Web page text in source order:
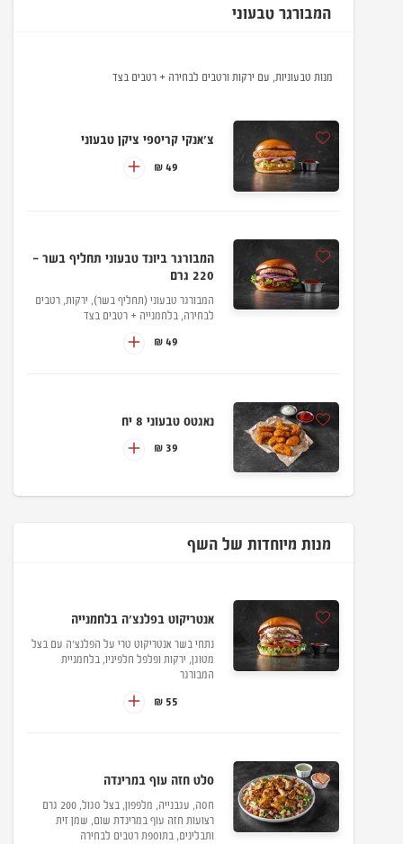
המבורגר טבעוני
מנות טבעוניות, עם ירקות ורטבים לבחירה + רטבים בצד
צ׳אנקי קריספי ציקן טבעוני
49 ₪
המבורגר ביונד טבעוני תחליף בשר -
220 גרם
המבורגר טבעוני (תחליף בשר), ירקות, רטבים
לבחירה, בלחמנייה + רטבים בצד
49 ₪
נאגטס טבעוני 8 יח
39 ₪
מנות מיוחדות של השף
אנטריקוט בפלנצ'ה בלחמנייה
נתחי בשר אנטריקוט טרי על הפלנצ'ה עם בצל
מטוגן, ירקות ופלפל חלפיניו, בלחמניית
המבורגר
55 ₪
סלט חזה עוף במרינדה
חסה, עגבנייה, מלפפון, בצל סגול, 200 גרם
רצועות חזה עוף במרינדת שום, שמן זית
ותבלינים, בתוספת רטבים לבחירה